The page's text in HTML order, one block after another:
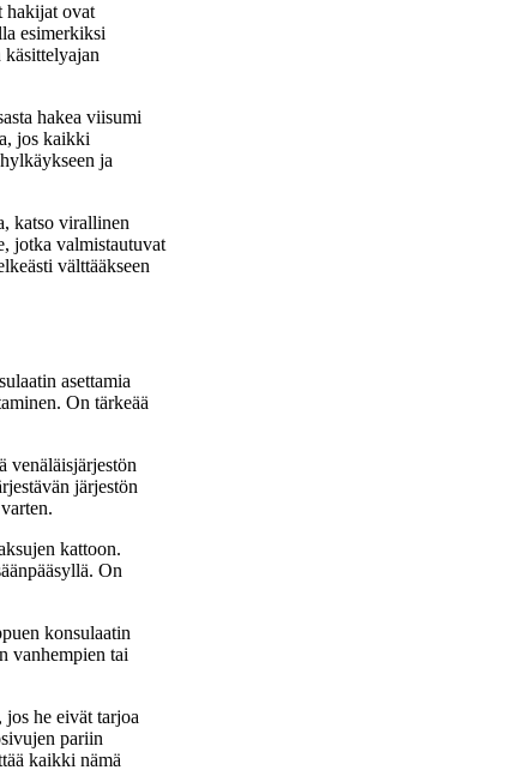
hakijat ovat
esimerkiksi
hakea viisumi
jos kaikki
hylkäykseen ja
katso virallinen
jotka valmistautuvat
välttääkseen
asettamia
On tärkeää
venäläisjärjestön
järjestön
kattoon.
On
konsulaatin
vanhempien tai
jos he eivät tarjoa
pariin
kaikki nämä